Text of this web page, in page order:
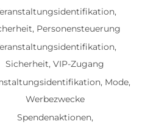
Personensteuerung
Sicherheit, VIP-Zugang
Mode,
Werbezwecke
Spendenaktionen,